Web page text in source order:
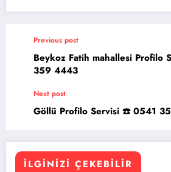
Previous post
Beykoz Fatih mahallesi Profilo
359 4443
Next post
Göllü Profilo Servisi ☎️ 0541
İLGINIZI ÇEKEBILIR